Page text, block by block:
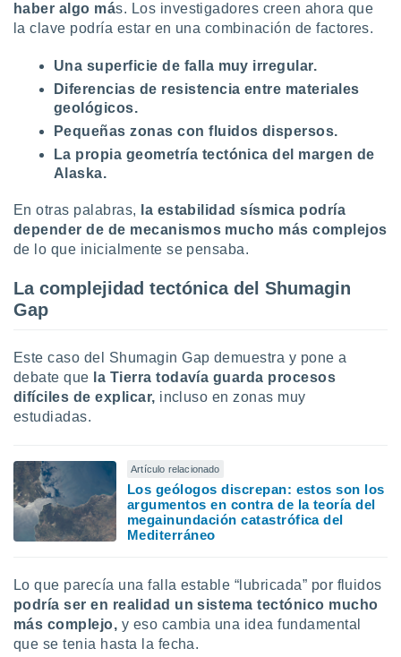
haber algo más. Los investigadores creen ahora que
la clave podría estar en una combinación de factores.
Una superficie de falla muy irregular.
Diferencias de resistencia entre materiales
geológicos.
Pequeñas zonas con fluidos dispersos.
La propia geometría tectónica del margen de
Alaska.
En otras palabras, la estabilidad sísmica podría
depender de de mecanismos mucho más complejos
de lo que inicialmente se pensaba.
La complejidad tectónica del Shumagin
Gap
Este caso del Shumagin Gap demuestra y pone a
debate que la Tierra todavía guarda procesos
difíciles de explicar, incluso en zonas muy
estudiadas.
Artículo relacionado
Los geólogos discrepan: estos son los
argumentos en contra de la teoría del
megainundación catastrófica del
Mediterráneo
Lo que parecía una falla estable “lubricada” por fluidos
podría ser en realidad un sistema tectónico mucho
más complejo, y eso cambia una idea fundamental
que se tenia hasta la fecha.